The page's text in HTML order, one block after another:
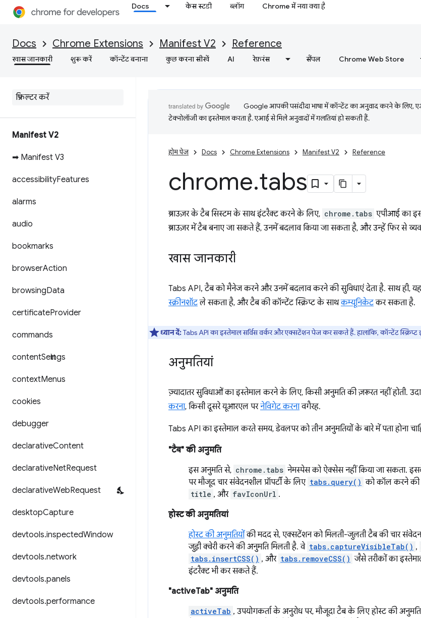
Docs केस स्टडी ब्लॉग Chrome में नया क्या है
Docs Chrome Extensions Manifest V2 Reference
खास जानकारी शुरू करें कॉन्टेंट बनाना कुछ करना सीखें AI रेफ़रंस सैंपल Chrome Web Store
Manifest V2
➡ Manifest V3
accessibilityFeatures
alarms
audio
bookmarks
browserAction
browsingData
certificateProvider
commands
contentSettings
contextMenus
cookies
debugger
declarativeContent
declarativeNetRequest
declarativeWebRequest
desktopCapture
devtools.inspectedWindow
devtools.network
devtools.panels
devtools.performance
Google आपकी पसंदीदा भाषा में कॉन्टेंट का अनुवाद करने के लिए,
टेक्नोलॉजी का इस्तेमाल करता है. एआई से मिले अनुवादों में गलतियां हो सकती हैं.
होम पेज Docs Chrome Extensions Manifest V2 Reference
chrome.tabs
ब्राउज़र के टैब सिस्टम के साथ इंटरैक्ट करने के लिए, chrome.tabs एपीआई का
ब्राउज़र में टैब बनाए जा सकते हैं, उनमें बदलाव किया जा सकता है, और उन्हें फिर से
खास जानकारी
Tabs API, टैब को मैनेज करने और उनमें बदलाव करने की सुविधाएं देता है. साथ ही,
स्क्रीनशॉटले सकता है, और टैब की कॉन्टेंट स्क्रिप्ट के साथकम्यूनिकेटकर सकता है.
ध्यान दें:Tabs API का इस्तेमाल सर्विस वर्कर और एक्सटेंशन पेज कर सकते हैं. हालांकि, कॉन्टेंट
अनुमतियां
ज़्यादातर सुविधाओं का इस्तेमाल करने के लिए, किसी अनुमति की ज़रूरत नहीं होती.
करना, किसी दूसरे यूआरएल परनेविगेट करनावगैरह.
Tabs API का इस्तेमाल करते समय, डेवलपर को तीन अनुमतियों के बारे में पता होना
"टैब" की अनुमति
इस अनुमति से, chrome.tabs नेमस्पेस को ऐक्सेस नहीं किया जा सकता.
पर मौजूद चार संवेदनशील प्रॉपर्टी के लिए tabs.query() को कॉल करने की
title , और favIconUrl .
होस्ट की अनुमतियां
होस्ट की अनुमतियोंकी मदद से, एक्सटेंशन को मिलती-जुलती टैब की चार
जुड़ी क्वेरी करने की अनुमति मिलती है. वे tabs.captureVisibleTab() ,
tabs.insertCSS() , और tabs.removeCSS() जैसे तरीकों का
इंटरैक्ट भी कर सकते हैं.
"activeTab" अनुमति
activeTab , उपयोगकर्ता के अनुरोध पर, मौजूदा टैब के लिए होस्ट की